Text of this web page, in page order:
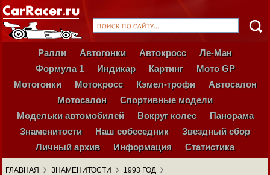
Ралли Автогонки Автокросс
Ле-Ман
Формула 1
Индикар Картинг
Мото GP
Мотогонки
Мотокросс Кэмел-трофи
Автосалон
Мотосалон
Спортивные модели
Модельки автомобилей
Вокруг колес
Панорама
Знаменитости
Наш собеседник
Звездный сбор
Личный архив
Информация Статистика
ГЛАВНАЯ ЗНАМЕНИТОСТИ
1993 ГОД